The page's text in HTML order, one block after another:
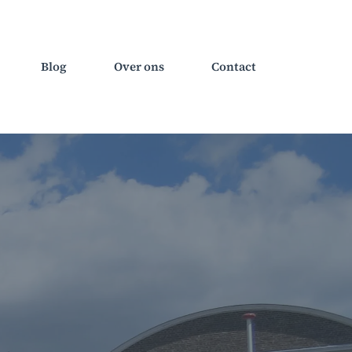
Blog Over ons Contact